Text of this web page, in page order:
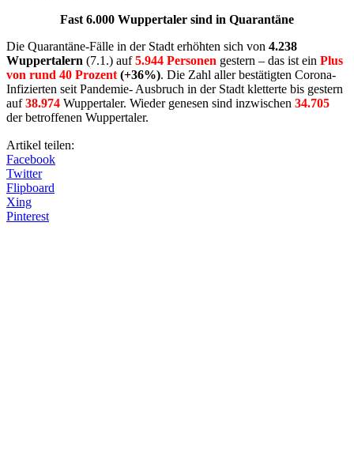
Fast 6.000 Wuppertaler sind in Quarantäne
Die Quarantäne-Fälle in der Stadt erhöhten sich von 4.238
Wuppertalern (7.1.) auf5.944 Personen gestern – das ist ein Plus
von rund 40 Prozent (+36%). Die Zahl aller bestätigten Corona-
Infizierten seit Pandemie- Ausbruch in der Stadt kletterte bis gestern
auf38.974 Wuppertaler. Wieder genesen sind inzwischen 34.705
der betroffenen Wuppertaler.
Artikel teilen:
Facebook
Twitter
Flipboard
Xing
Pinterest